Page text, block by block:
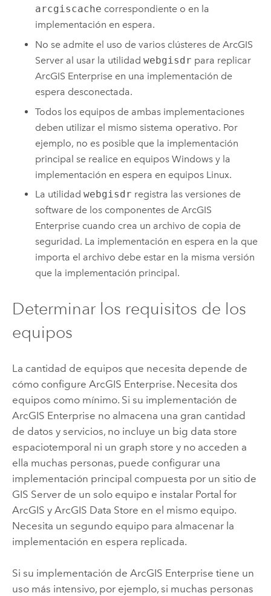
arcgiscache correspondiente o en la
implementación en espera.
No se admite el uso de varios clústeres deArcGIS
Server al usar la utilidadwebgisdr para replicar
ArcGIS Enterprise en una implementación de
espera desconectada.
Todos los equipos de ambas implementaciones
deben utilizar el mismo sistema operativo. Por
ejemplo, no es posible que la implementación
principal se realice en equiposWindows y la
implementación en espera en equipos Linux.
La utilidadwebgisdr registra las versiones de
software de los componentes deArcGIS
Enterprise cuando crea un archivo de copia de
seguridad. La implementación en espera en la que
importa el archivo debe estar en la misma versión
que la implementación principal.
Determinar los requisitos de los
equipos
La cantidad de equipos que necesita depende de
cómo configure ArcGIS Enterprise. Necesita dos
equipos como mínimo. Si su implementación de
ArcGIS Enterprise no almacena una gran cantidad
de datos y servicios, no incluye un big data store
espaciotemporal ni un graph store y no acceden a
ella muchas personas, puede configurar una
implementación principal compuesta por un sitio de
GIS Serverde un solo equipo e instalar Portal for
ArcGIS y ArcGIS Data Store en el mismo equipo.
Necesita un segundo equipo para almacenar la
implementación en espera replicada.
Si su implementación de ArcGIS Enterprise tiene un
uso más intensivo, por ejemplo, si muchas personas